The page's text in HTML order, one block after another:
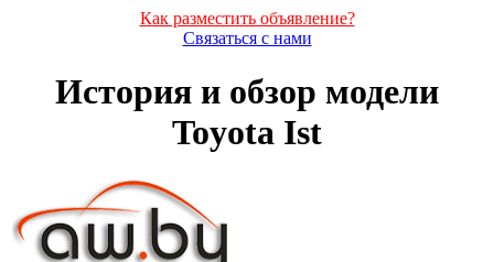
Как разместить объявление?
Связаться с нами
История и обзор модели
Toyota Ist